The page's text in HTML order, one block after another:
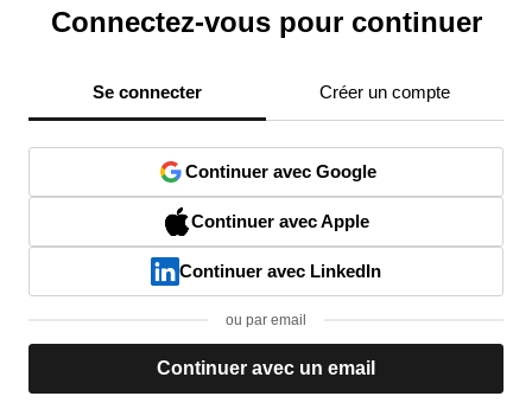
Connectez-vous pour continuer
Se connecter Créer un compte
Continuer avec Google
Continuer avec Apple
Continuer avec LinkedIn
ou par email
Continuer avec un email